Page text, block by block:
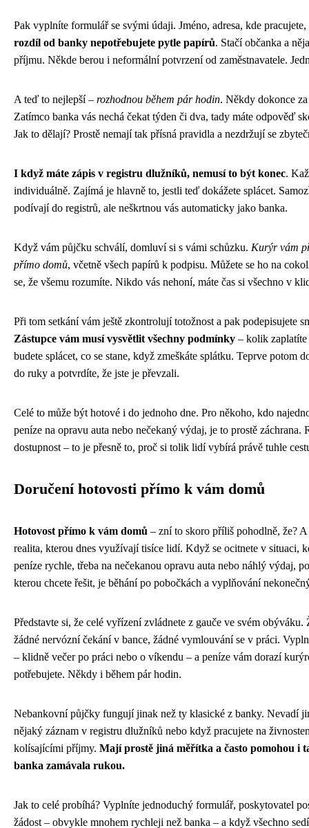
Pak vyplníte formulář se svými údaji. Jméno, adresa, kde
rozdíl od banky nepotřebujete pytle papírů. Stačí občanka a
příjmu. Někde berou i neformální potvrzení od zaměstnavatele.
A teď to nejlepší – rozhodnou během pár hodin. Někdy dokonce
Zatímco banka vás nechá čekat týden či dva, tady máte odpověď
Jak to dělají? Prostě nemají tak přísná pravidla a nezdržují se
I když máte zápis v registru dlužníků, nemusí to být konec.
individuálně. Zajímá je hlavně to, jestli teď dokážete splácet.
podívají do registrů, ale neškrtnou vás automaticky jako banka.
Když vám půjčku schválí, domluví si s vámi schůzku. Kurýr vám
přímo domů, včetně všech papírů k podpisu. Můžete se ho na
se, že všemu rozumíte. Nikdo vás nehoní, máte čas si všechno v
Při tom setkání vám ještě zkontrolují totožnost a pak podepisujete
Zástupce vám musí vysvětlit všechny podmínky – kolik
budete splácet, co se stane, když zmeškáte splátku. Teprve potom
do ruky a potvrdíte, že jste je převzali.
Celé to může být hotové i do jednoho dne. Pro někoho, kdo
peníze na opravu auta nebo nečekaný výdaj, je to prostě záchrana.
dostupnost – to je přesně to, proč si tolik lidí vybírá právě tuhle
Doručení hotovosti přímo k vám domů
Hotovost přímo k vám domů – zní to skoro příliš pohodlně, že? A
realita, kterou dnes využívají tisíce lidí. Když se ocitnete v situaci,
peníze rychle, třeba na nečekanou opravu auta nebo náhlý výdaj,
kterou chcete řešit, je běhání po pobočkách a vyplňování
Představte si, že celé vyřízení zvládnete z gauče ve svém obýváku.
žádné nervózní čekání v bance, žádné vymlouvání se v práci.
– klidně večer po práci nebo o víkendu – a peníze vám dorazí
potřebujete. Někdy i během pár hodin.
Nebankovní půjčky fungují jinak než ty klasické z banky. Nevadí
nějaký záznam v registru dlužníků nebo když pracujete na
kolísajícími příjmy. Mají prostě jiná měřítka a často pomohou i
banka zamávala rukou.
Jak to celé probíhá? Vyplníte jednoduchý formulář, poskytovatel
žádost – obvykle mnohem rychleji než banka – a když všechno